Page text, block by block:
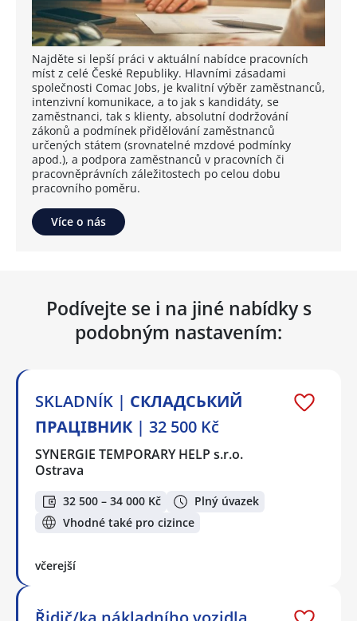
Najděte si lepší práci v aktuální nabídce pracovních
míst z celé České Republiky. Hlavními zásadami
společnosti Comac Jobs, je kvalitní výběr zaměstnanců,
intenzivní komunikace, a to jak s kandidáty, se
zaměstnanci, tak s klienty, absolutní dodržování
zákonů a podmínek přidělování zaměstnanců
určených státem (srovnatelné mzdové podmínky
apod.), a podpora zaměstnanců v pracovních či
pracovněprávních záležitostech po celou dobu
pracovního poměru.
Více o nás
Podívejte se i na jiné nabídky s
podobným nastavením:
SKLADNÍK | СКЛАДСЬКИЙ
ПРАЦІВНИК | 32 500 Kč
SYNERGIE TEMPORARY HELP s.r.o.
Ostrava
32 500 – 34 000 Kč
Plný úvazek
Vhodné také pro cizince
včerejší